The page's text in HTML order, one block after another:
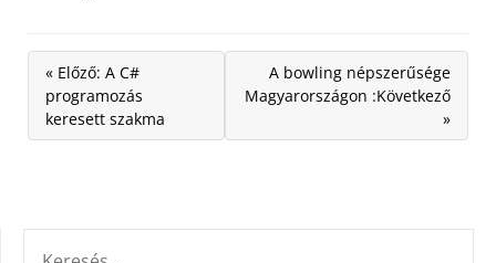
« Előző: A C#
programozás
keresett szakma
A bowling népszerűsége
Magyarországon :Következő
»